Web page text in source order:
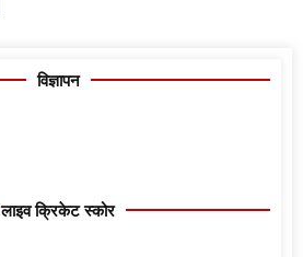
विज्ञापन
लाइव क्रिकेट स्कोर